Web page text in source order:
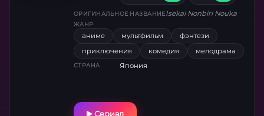
полезное орудие. Оказавшись в удалённом
лесу, парень решает исправить положение
дел и рьяно принимается за решение
ОРИГИНАЛЬНОЕ НАЗВАНИЕIsekai Nonbiri Nouka
ЖАНР
аниме мультфильм
фэнтези
приключения
комедия мелодрама
СТРАНА Япония
Сериал